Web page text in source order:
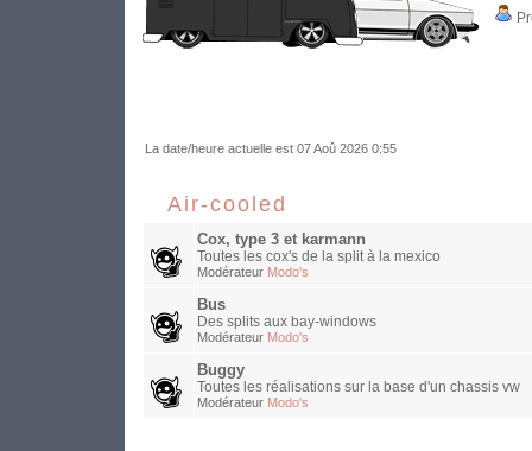
La date/heure actuelle est 07 Aoû 2026 0:55
Air-cooled
Cox, type 3 et karmann
Toutes les cox's de la split à la mexico
Modérateur Modo's
Bus
Des splits aux bay-windows
Modérateur Modo's
Buggy
Toutes les réalisations sur la base d'un chassis vw
Modérateur Modo's